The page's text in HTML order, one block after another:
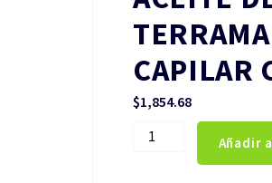
CAPILAR
$1,854.68
ACEITE
Añadir